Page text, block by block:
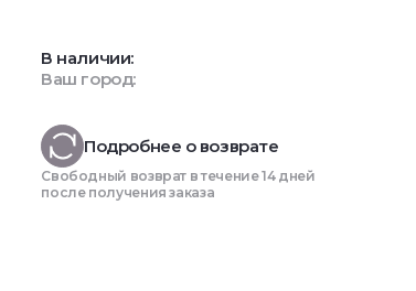
В наличии:
Ваш город:
Подробнее о возврате
Свободный возврат в течение 14 дней
после получения заказа